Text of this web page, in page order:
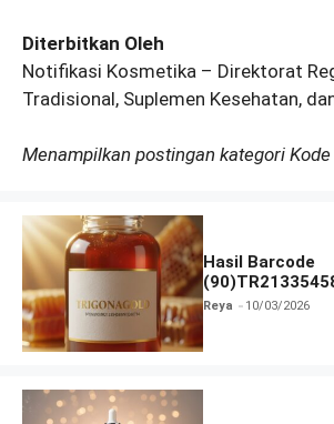
Diterbitkan Oleh
Notifikasi Kosmetika – Direktorat
Tradisional, Suplemen Kesehatan,
Menampilkan postingan kategori Kode
Hasil Barcode
dan Izin BPOM
Reya 10/03/2026